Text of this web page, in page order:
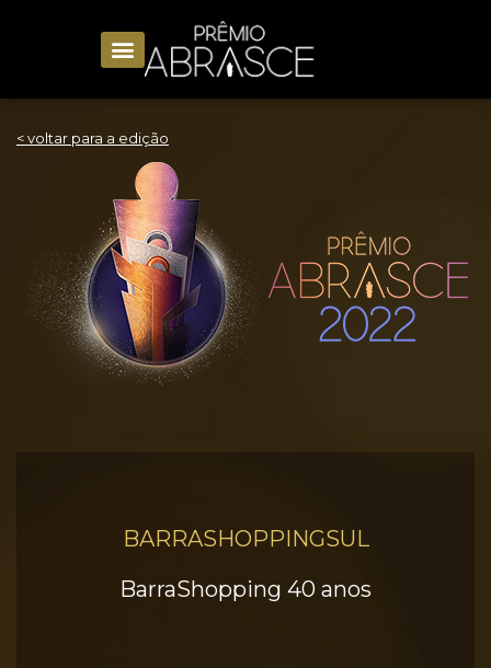
< voltar para a edição
BARRASHOPPINGSUL
BarraShopping 40 anos